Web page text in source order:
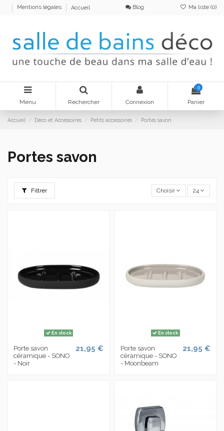
Mentions légales Accueil Blog Ma liste (0)
Menu Rechercher Connexion
0
Panier
Accueil Déco et Accessoires Petits accessoires Portes savon
Portes savon
Filtrer Choisir 24
En stock
Porte savon
céramique - SONO
- Noir
21,95 €
En stock
Porte savon
céramique - SONO
- Moonbeam
21,95 €